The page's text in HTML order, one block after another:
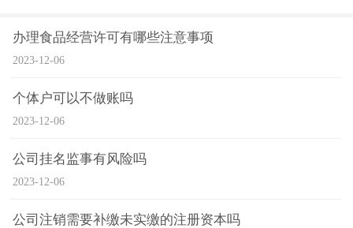
办理食品经营许可有哪些注意事项
2023-12-06
个体户可以不做账吗
2023-12-06
公司挂名监事有风险吗
2023-12-06
公司注销需要补缴未实缴的注册资本吗